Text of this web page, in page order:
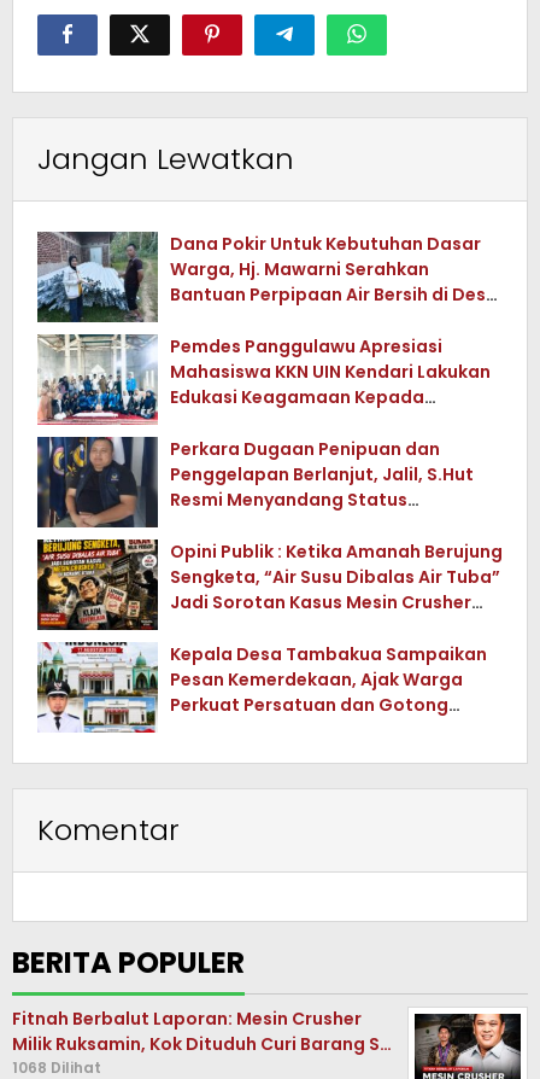
Jangan Lewatkan
Dana Pokir Untuk Kebutuhan Dasar
Warga, Hj. Mawarni Serahkan
Bantuan Perpipaan Air Bersih di Desa
Pemdes Panggulawu Apresiasi
Mahasiswa KKN UIN Kendari Lakukan
Edukasi Keagamaan Kepada
Perkara Dugaan Penipuan dan
Penggelapan Berlanjut, Jalil, S.Hut
Resmi Menyandang Status
Opini Publik : Ketika Amanah Berujung
Sengketa, “Air Susu Dibalas Air Tuba”
Jadi Sorotan Kasus Mesin Crusher
Kepala Desa Tambakua Sampaikan
Pesan Kemerdekaan, Ajak Warga
Perkuat Persatuan dan Gotong
Komentar
BERITA POPULER
Fitnah Berbalut Laporan: Mesin Crusher
Milik Ruksamin, Kok Dituduh Curi Barang S…
1068 Dilihat